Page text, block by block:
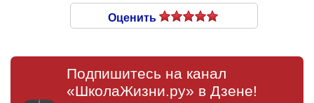
Оценить
Подпишитесь на канал
«ШколаЖизни.ру» в Дзене!